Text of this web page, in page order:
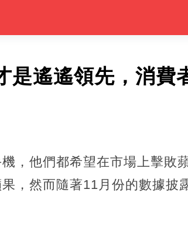
是遙遙領先，消費
，他們都希望在市場上擊敗
，然而隨著11月份的數據披